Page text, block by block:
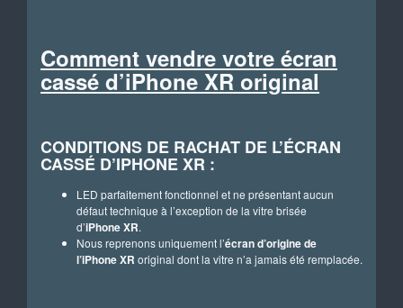
Comment vendre votre écran
cassé d’iPhone XR original
CONDITIONS DE RACHAT DE L’ÉCRAN
CASSÉ D’IPHONE XR :
LED parfaitement fonctionnel et ne présentant aucun
défaut technique à l’exception de la vitre brisée
d’iPhone XR.
Nous reprenons uniquement l’écran d’origine de
l’iPhone XR original dont la vitre n’a jamais été remplacée.